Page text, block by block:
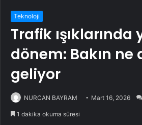
Teknoloji
Trafik ışıklarında
dönem: Bakın ne
geliyor
NURCAN BAYRAM Mart 16, 2026
1 dakika okuma süresi